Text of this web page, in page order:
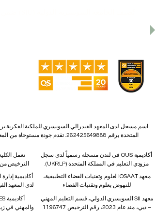
الترخيص
أكاديمية OUS في لندن مسجلة رسمياً لدى سجل
مزودي التعليم في المملكة المتحدة (UKRLP).
أكاديمية
لدى المعهد
معهد IOSAAT لعلوم وتقنيات الفضاء التطبيقية،
للنهوض بعلوم وتقنيات الفضاء
والمهني في
معهد SII السويسري الدولي، قسم التعليم المهني
– دبي، منذ عام 2023، رقم الترخيص 1196747